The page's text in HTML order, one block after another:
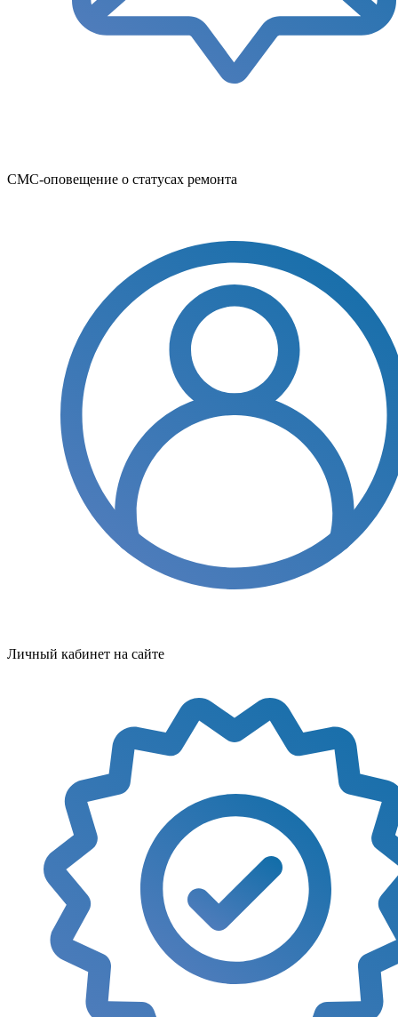
СМС-оповещение о статусах ремонта
Личный кабинет на сайте